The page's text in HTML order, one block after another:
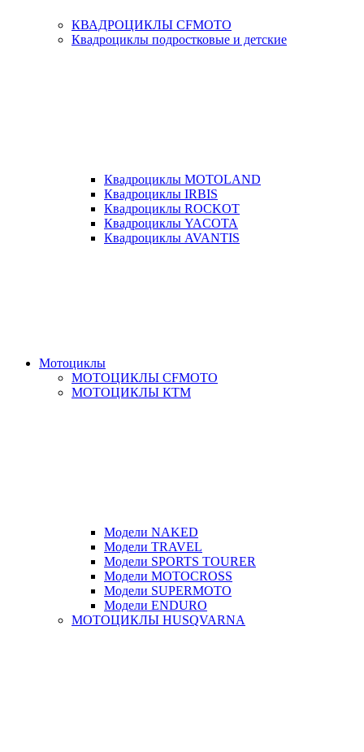
КВАДРОЦИКЛЫ CFMOTO
Квадроциклы подростковые и детские
Квадроциклы MOTOLAND
Квадроциклы IRBIS
Квадроциклы ROCKOT
Квадроциклы YACOTA
Квадроциклы AVANTIS
Мотоциклы
МОТОЦИКЛЫ CFMOTO
МОТОЦИКЛЫ КТМ
Модели NAKED
Модели TRAVEL
Модели SPORTS TOURER
Модели MOTOCROSS
Модели SUPERMOTO
Модели ENDURO
МОТОЦИКЛЫ HUSQVARNA